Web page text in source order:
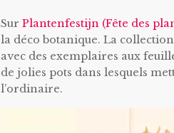
Sur Plantenfestijn (Fête des
la déco botanique. La
avec des exemplaires aux
de jolies pots dans lesquels
l’ordinaire.